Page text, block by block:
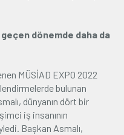
geçen dönemde daha da
MÜSİAD EXPO 2022
bulunan
dünyanın dört bir
iş insanının
Başkan Asmalı,